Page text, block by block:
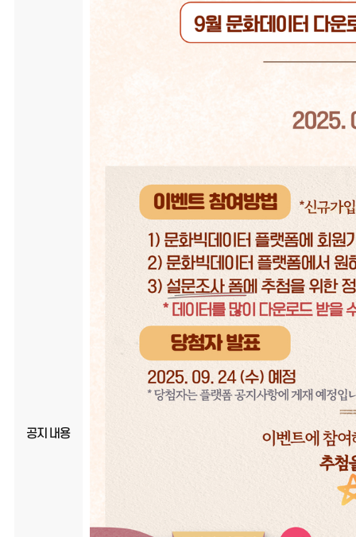
공지 내용